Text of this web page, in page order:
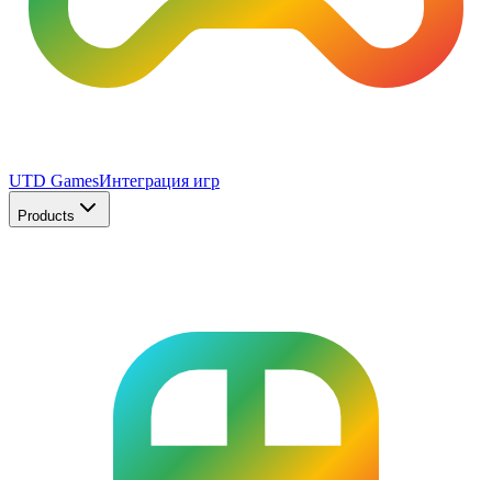
UTD GamesИнтеграция игр
Products